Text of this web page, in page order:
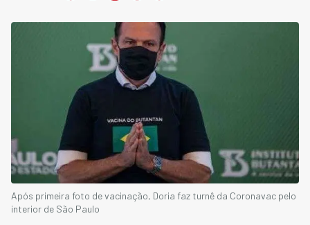
Após primeira foto de vacinação, Doria faz turnê da Coronavac pelo
interior de São Paulo